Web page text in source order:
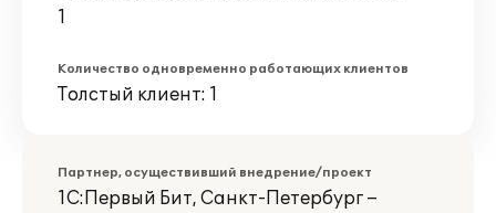
1
Количество одновременно работающих клиентов
Толстый клиент: 1
Партнер, осуществивший внедрение/проект
1С:Первый Бит, Санкт-Петербург –